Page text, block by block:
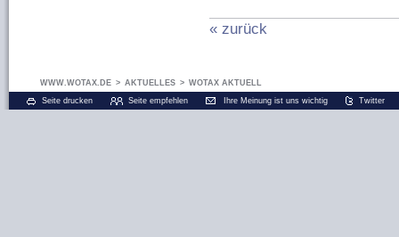
« zurück
WWW.WOTAX.DE > AKTUELLES > WOTAX AKTUELL
Seite drucken
Seite empfehlen Ihre Meinung ist uns wichtig Twitter